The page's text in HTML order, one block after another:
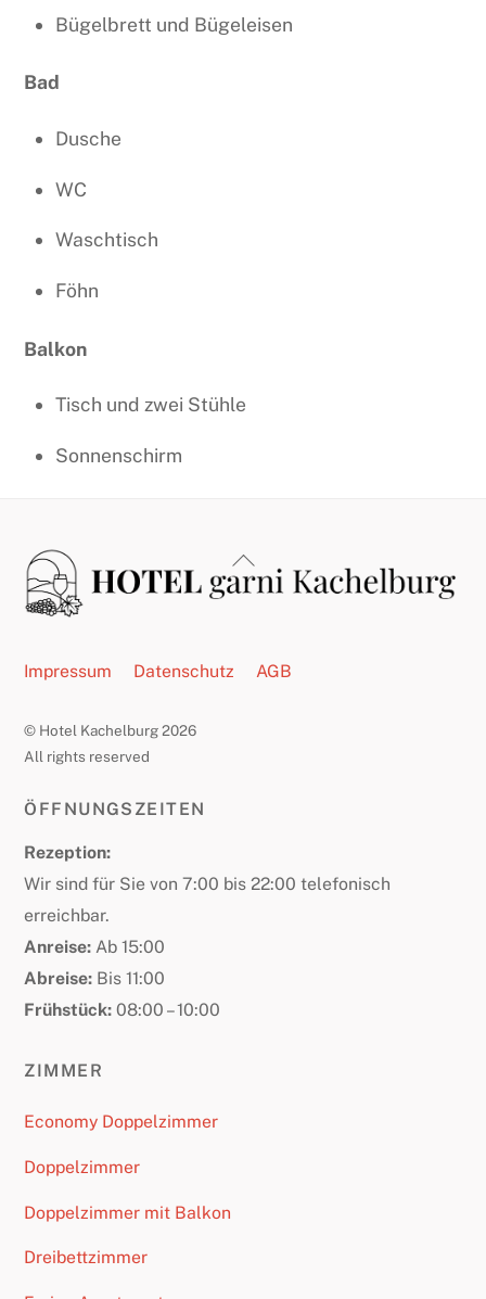
Bügelbrett und Bügeleisen
Bad
Dusche
WC
Waschtisch
Föhn
Balkon
Tisch und zwei Stühle
Sonnenschirm
Back
To
Impressum Datenschutz AGB
© Hotel Kachelburg 2026
All rights reserved
ÖFFNUNGSZEITEN
Rezeption:
Wir sind für Sie von 7:00 bis 22:00 telefonisch
erreichbar.
Anreise: Ab 15:00
Abreise: Bis 11:00
Frühstück: 08:00 – 10:00
ZIMMER
Economy Doppelzimmer
Doppelzimmer
Doppelzimmer mit Balkon
Dreibettzimmer